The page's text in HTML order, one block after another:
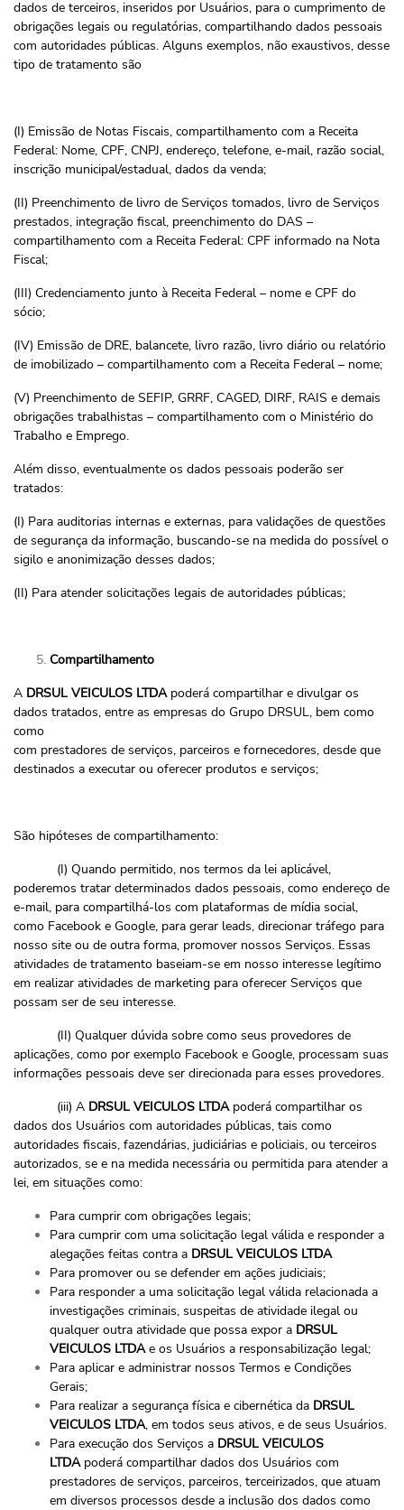
dados de terceiros, inseridos por Usuários, para o cumprimento de
obrigações legais ou regulatórias, compartilhando dados pessoais
com autoridades públicas. Alguns exemplos, não exaustivos, desse
tipo de tratamento são
(I) Emissão de Notas Fiscais, compartilhamento com a Receita
Federal: Nome, CPF, CNPJ, endereço, telefone, e-mail, razão social,
inscrição municipal/estadual, dados da venda;
(II) Preenchimento de livro de Serviços tomados, livro de Serviços
prestados, integração fiscal, preenchimento do DAS –
compartilhamento com a Receita Federal: CPF informado na Nota
Fiscal;
(III) Credenciamento junto à Receita Federal – nome e CPF do
sócio;
(IV) Emissão de DRE, balancete, livro razão, livro diário ou relatório
de imobilizado – compartilhamento com a Receita Federal – nome;
(V) Preenchimento de SEFIP, GRRF, CAGED, DIRF, RAIS e demais
obrigações trabalhistas – compartilhamento com o Ministério do
Trabalho e Emprego.
Além disso, eventualmente os dados pessoais poderão ser
tratados:
(I) Para auditorias internas e externas, para validações de questões
de segurança da informação, buscando-se na medida do possível o
sigilo e anonimização desses dados;
(II) Para atender solicitações legais de autoridades públicas;
Compartilhamento
A DRSUL VEICULOS LTDApoderá compartilhar e divulgar os
dados tratados, entre as empresas do Grupo DRSUL, bem como
como
com prestadores de serviços, parceiros e fornecedores, desde que
destinados a executar ou oferecer produtos e serviços;
São hipóteses de compartilhamento:
(I) Quando permitido, nos termos da lei aplicável,
poderemos tratar determinados dados pessoais, como endereço de
e-mail, para compartilhá-los com plataformas de mídia social,
como Facebook e Google, para gerar leads, direcionar tráfego para
nosso site ou de outra forma, promover nossos Serviços. Essas
atividades de tratamento baseiam-se em nosso interesse legítimo
em realizar atividades de marketing para oferecer Serviços que
possam ser de seu interesse.
(II) Qualquer dúvida sobre como seus provedores de
aplicações, como por exemplo Facebook e Google, processam suas
informações pessoais deve ser direcionada para esses provedores.
(iii) A DRSUL VEICULOS LTDApoderá compartilhar os
dados dos Usuários com autoridades públicas, tais como
autoridades fiscais, fazendárias, judiciárias e policiais, ou terceiros
autorizados, se e na medida necessária ou permitida para atender a
lei, em situações como:
Para cumprir com obrigações legais;
Para cumprir com uma solicitação legal válida e responder a
alegações feitas contra a DRSUL VEICULOS LTDA
Para promover ou se defender em ações judiciais;
Para responder a uma solicitação legal válida relacionada a
investigações criminais, suspeitas de atividade ilegal ou
qualquer outra atividade que possa expor a DRSUL
VEICULOS LTDAe os Usuários a responsabilização legal;
Para aplicar e administrar nossos Termos e Condições
Gerais;
Para realizar a segurança física e cibernética da DRSUL
VEICULOS LTDA, em todos seus ativos, e de seus Usuários.
Para execução dos Serviços a DRSUL VEICULOS
LTDApoderá compartilhar dados dos Usuários com
prestadores de serviços, parceiros, terceirizados, que atuam
em diversos processos desde a inclusão dos dados como